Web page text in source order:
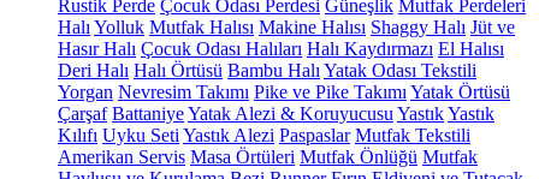
Rustik Perde Çocuk Odası Perdesi Güneşlik Mutfak Perdeleri
Halı Yolluk Mutfak Halısı Makine Halısı Shaggy Halı Jüt ve
Hasır Halı Çocuk Odası Halıları Halı Kaydırmazı El Halısı
Deri Halı Halı Örtüsü Bambu Halı Yatak Odası Tekstili
Yorgan Nevresim Takımı Pike ve Pike Takımı Yatak Örtüsü
Çarşaf BattaniyeYatak Alezi & Koruyucusu YastıkYastık
Kılıfı Uyku Seti Yastık Alezi Paspaslar Mutfak Tekstili
Amerikan Servis Masa Örtüleri Mutfak Önlüğü Mutfak